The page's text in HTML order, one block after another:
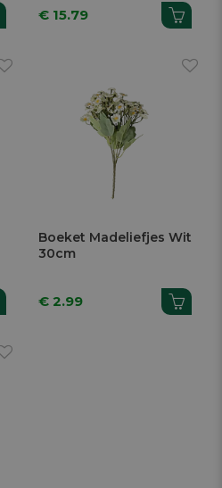
€ 15.79
Boeket Madeliefjes Wit
30cm
€ 2.99